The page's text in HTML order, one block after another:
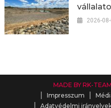
2026-
MADE BY RK-
Impresszum
Adatvédelmi